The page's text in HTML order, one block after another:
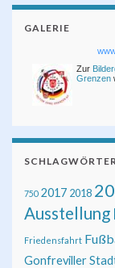
GALERIE
Zur
Grenzen
SCHLAGWÖRTER
750 2017 2018
Ausstellung
Friedensfahrt
Gonfreviller